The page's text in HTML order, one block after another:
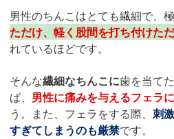
男性のちんこはとても繊細で、極
ただけ、軽く股間を打ち付けた
れているほどです。
そんな繊細なちんこに歯を当て
ば、 男性に痛みを与えるフェラ
う。また、フェラをする際、 刺
すぎてしまうのも厳禁です。